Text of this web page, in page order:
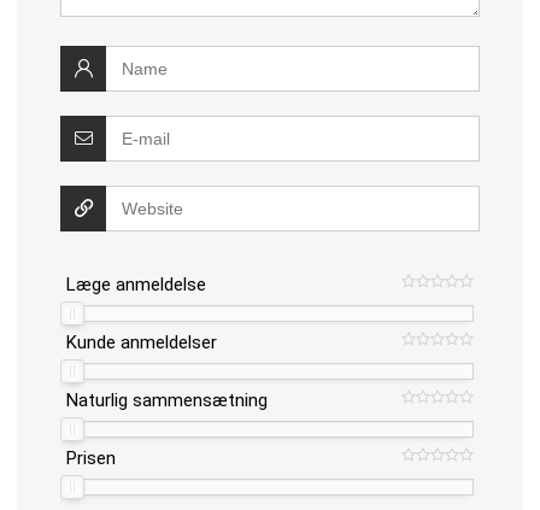
Læge anmeldelse
Kunde anmeldelser
Naturlig sammensætning
Prisen